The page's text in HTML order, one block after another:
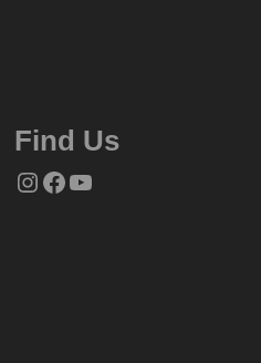
Find Us
Instagram
Facebook
YouTube